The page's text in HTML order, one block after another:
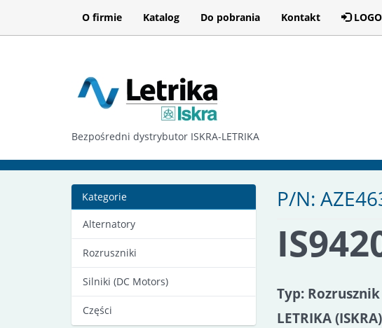
O firmie Katalog Do pobrania Kontakt
Bezpośredni dystrybutor ISKRA-LETRIKA
Kategorie
Alternatory
Rozruszniki
Silniki (DC Motors)
Części
P/N:
Typ: Rozrusznik
LETRIKA (ISKRA)